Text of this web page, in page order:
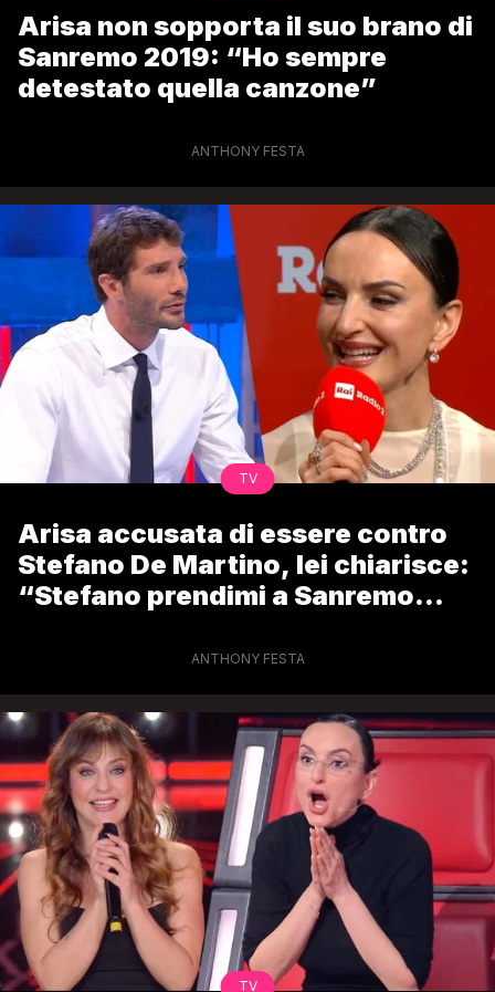
Arisa non sopporta il suo brano di
Sanremo 2019: “Ho sempre
detestato quella canzone”
ANTHONY FESTA
TV
Arisa accusata di essere contro
Stefano De Martino, lei chiarisce:
“Stefano prendimi a Sanremo
ANTHONY FESTA
TV